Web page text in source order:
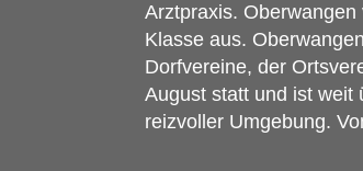
Arztpraxis.
Klasse aus.
Dorfvereine, der
August statt und ist weit
reizvoller Umgebung.